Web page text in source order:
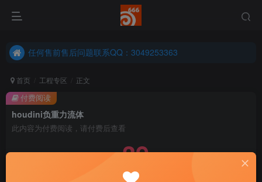
任何售前售后问题联系QQ：3049253363
任何售前售后问题联系QQ：3049253363
首页 工程专区 正文
houdini负重力流体
此内容为付费阅读，请付费后查看
39
付费阅读